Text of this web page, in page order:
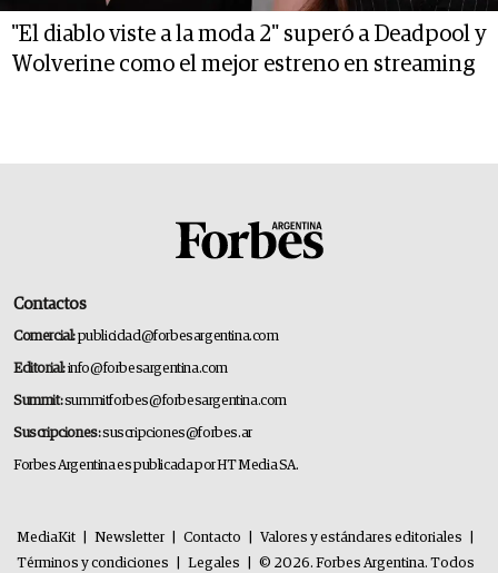
"El diablo viste a la moda 2" superó a Deadpool y
Wolverine como el mejor estreno en streaming
Contactos
Comercial:publicidad@forbesargentina.com
Editorial:info@forbesargentina.com
Summit:summitforbes@forbesargentina.com
Suscripciones:suscripciones@forbes.ar
Forbes Argentina es publicada por HT Media SA.
MediaKit Newsletter Contacto Valores y estándares editoriales
Términos y condiciones
Legales © 2026. Forbes Argentina. Todos